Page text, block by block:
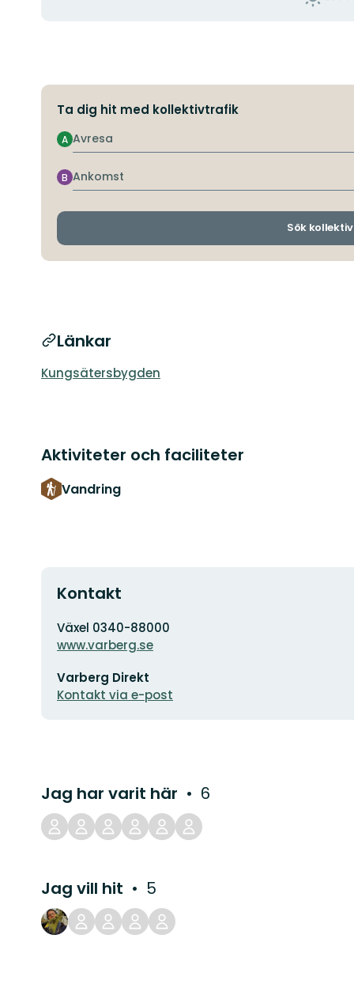
Ta dig hit med kollektivtrafik
Avresa
A
Ankomst
B
Sök
Länkar
Kungsätersbygden
Aktiviteter och faciliteter
Vandring
Kontakt
Adress
Växel 0340-88000
www.varberg.se
postadress
Varberg Direkt
Kontakt via e-post
Jag har varit här 6
Jag vill hit 5